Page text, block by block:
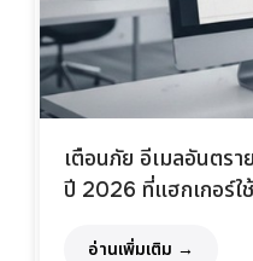
เตือนภัย อีเมลอันตรา
ปี 2026 ที่แฮกเกอร์ใ
อ่านเพิ่มเติม →